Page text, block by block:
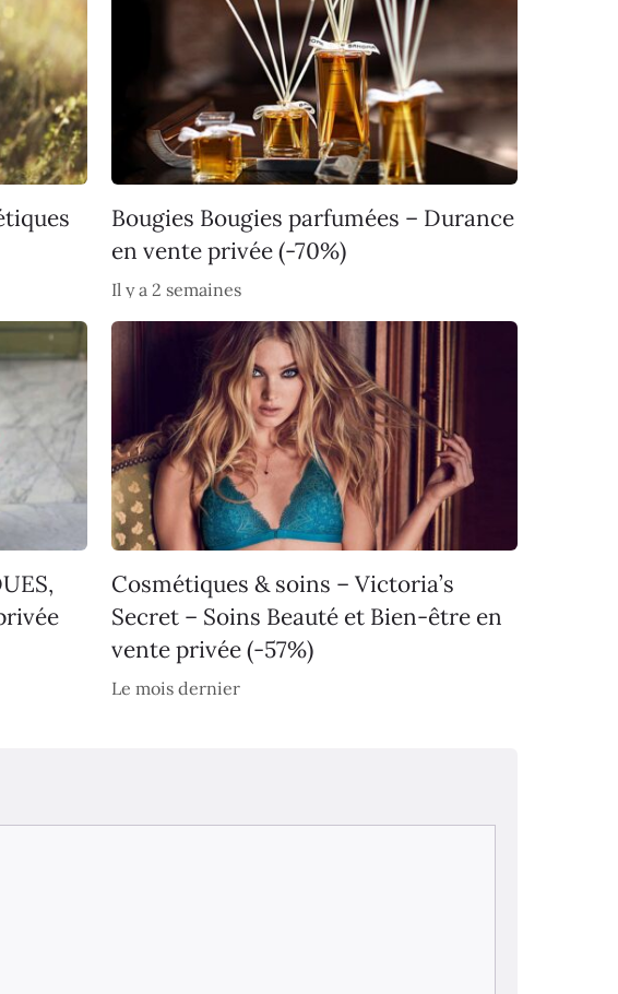
Bougies Bougies parfumées – Durance
en vente privée (-70%)
Il y a 2 semaines
Cosmétiques & soins – Victoria’s
Secret – Soins Beauté et Bien-être en
vente privée (-57%)
Le mois dernier